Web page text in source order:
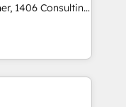
Impact Awards:
• Partner of the
(AI, marketing &
how
just build your
it, then stay